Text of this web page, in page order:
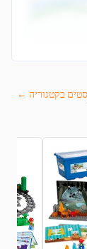
בקטגוריה ←